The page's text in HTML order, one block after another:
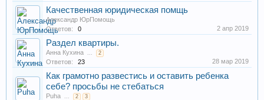
Качественная юридическая помщь
Александр ЮрПомощь
Ответов:
0 2 апр 2019
Раздел квартиры.
Анна Кухина ... 2
Ответов: 23 28 мар 2019
Как грамотно развестись и оставить ребенка
себе? просьбы не стебаться
Puha ... 2 3